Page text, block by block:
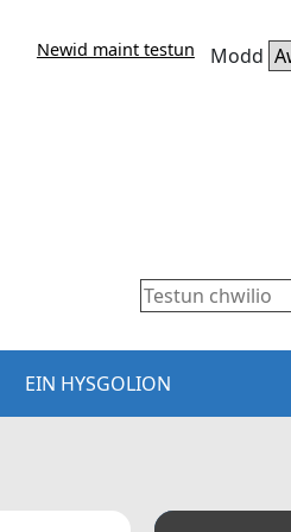
Newid maint testun Modd
Chwilio
EIN HYSGOLION